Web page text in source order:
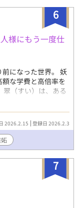
ていく。 そんな
と現在が交差する
ていく。 不安も、
ら。 それでも陸と
高校編のその先を
いかける、二人の
6
様にもう一度仕
になった世界。 妖
な学費と高倍率を
翠（すい）は、ある
仕えていた主の役
たき、祓い師養成
たく、彼を遠ざける
在。 想いはすれ違
う物語であり、 届
とする男のBLファ
神 安司(やがみ あん
蒲(やがみ あやめ)×
(くまき) ■古賀（こ
2026.2.15 登録日 2026.2.3
7